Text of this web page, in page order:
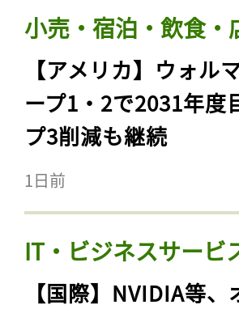
小売・宿泊・飲食・
【アメリカ】ウォル
ープ1・2で2031年度
プ3削減も継続
1日前
IT・ビジネスサービ
【国際】NVIDIA等